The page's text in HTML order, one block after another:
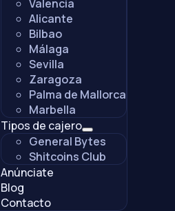
Valencia
Alicante
Bilbao
Málaga
Sevilla
Zaragoza
Palma de Mallorca
Marbella
Tipos de cajero
General Bytes
Shitcoins Club
Anúnciate
Blog
Contacto